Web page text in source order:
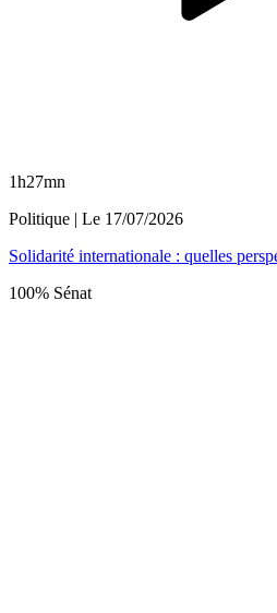
1h27mn
Politique | Le 17/07/2026
Solidarité internationale : quelles
100% Sénat